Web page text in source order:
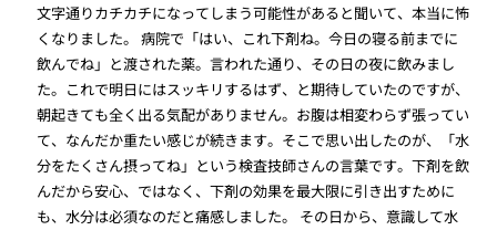
文字通りカチカチになってしまう可能性があると聞いて、本当に怖
くなりました。 病院で「はい、これ下剤ね。今日の寝る前までに
飲んでね」と渡された薬。言われた通り、その日の夜に飲みまし
た。これで明日にはスッキリするはず、と期待していたのですが、
朝起きても全く出る気配がありません。お腹は相変わらず張ってい
て、なんだか重たい感じが続きます。そこで思い出したのが、「水
分をたくさん摂ってね」という検査技師さんの言葉です。下剤を飲
んだから安心、ではなく、下剤の効果を最大限に引き出すために
も、水分は必須なのだと痛感しました。 その日から、意識して水